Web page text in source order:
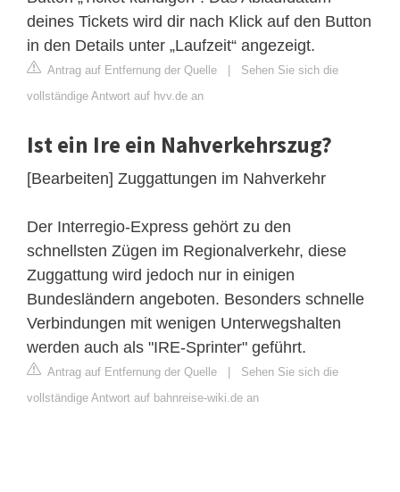
deines Tickets wird dir nach Klick auf den Button
in den Details unter „Laufzeit“ angezeigt.
Antrag auf Entfernung der Quelle | Sehen Sie sich die
vollständige Antwort auf hvv.de an
Ist ein Ire ein Nahverkehrszug?
[Bearbeiten] Zuggattungen im Nahverkehr
Der Interregio-Express gehört zu den
schnellsten Zügen im Regionalverkehr, diese
Zuggattung wird jedoch nur in einigen
Bundesländern angeboten. Besonders schnelle
Verbindungen mit wenigen Unterwegshalten
werden auch als "IRE-Sprinter" geführt.
Antrag auf Entfernung der Quelle | Sehen Sie sich die
vollständige Antwort auf bahnreise-wiki.de an